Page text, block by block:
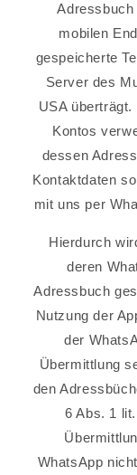
mobilen
gespeicherte
Server des
USA
Kontos
dessen
Kontaktdaten
mit uns per
Hierdurch
deren
Adressbuch
Nutzung der
der
Übermittlung
den
6 Abs. 1
WhatsApp